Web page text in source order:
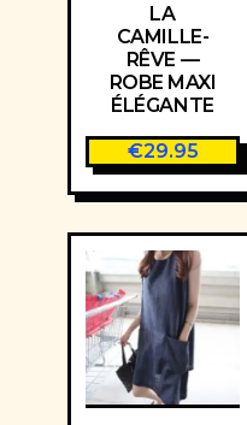
LA
CAMILLE-
RÊVE —
ROBE MAXI
ÉLÉGANTE
€29.95